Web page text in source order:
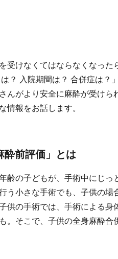
受けなくてはならなくなっ
？ 入院期間は？ 合併症は？
んがより安全に麻酔が受けら
情報をお話します。
酔前評価」とは
齢の子どもが、手術中にじ
う小さな手術でも、子供の場
供の手術では、手術による身
。そこで、子供の全身麻酔